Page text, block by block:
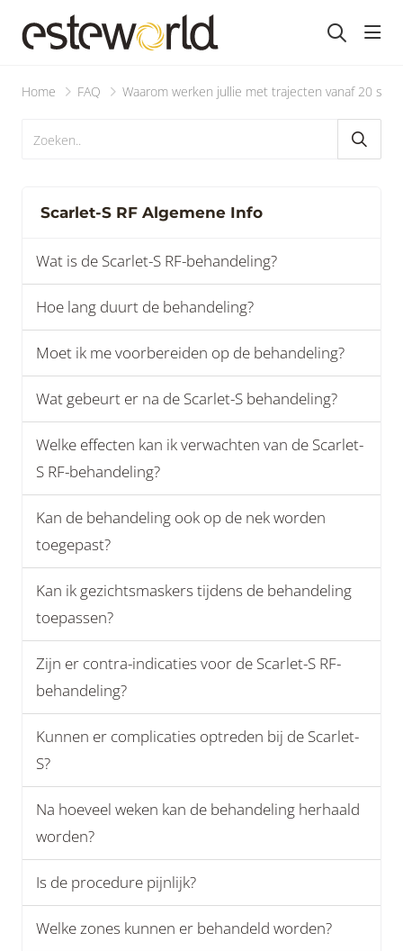
Home FAQ Waarom werken jullie met trajecten vanaf 20
Scarlet-S RF Algemene Info
Wat is de Scarlet-S RF-behandeling?
Hoe lang duurt de behandeling?
Moet ik me voorbereiden op de behandeling?
Wat gebeurt er na de Scarlet-S behandeling?
Welke effecten kan ik verwachten van de Scarlet-
S RF-behandeling?
Kan de behandeling ook op de nek worden
toegepast?
Kan ik gezichtsmaskers tijdens de behandeling
toepassen?
Zijn er contra-indicaties voor de Scarlet-S RF-
behandeling?
Kunnen er complicaties optreden bij de Scarlet-
S?
Na hoeveel weken kan de behandeling herhaald
worden?
Is de procedure pijnlijk?
Welke zones kunnen er behandeld worden?